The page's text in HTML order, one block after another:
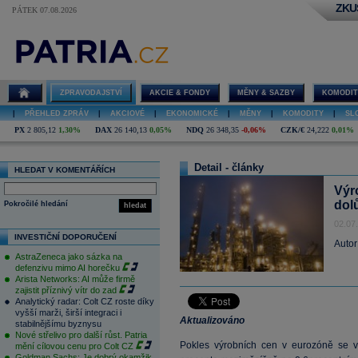
PÁTEK 07.08.2026
ZPRAVODAJSTVÍ AKCIE & FONDY MĚNY & SAZBY
PŘEHLED ZPRÁV AKCIOVÉ EKONOMICKÉ MĚNY KOMODITY
PX 2 805,12 1,30% DAX 26 140,13 0,05% NDQ 26 348,35 -0,06% CZK/€ 24,222 0,01%
HLEDAT V KOMENTÁŘÍCH
hledat
Pokročilé hledání
INVESTIČNÍ DOPORUČENÍ
AstraZeneca jako sázka na
defenzivu mimo AI horečku
Arista Networks: AI může firmě
zajistit příznivý vítr do zad
Analytický radar: Colt CZ roste díky
vyšší marži, širší integraci i
stabilnějšímu byznysu
Nové střelivo pro další růst. Patria
mění cílovou cenu pro Colt CZ
Detail - články
Aktualizováno
Pokles výrobních cen v eurozóně se